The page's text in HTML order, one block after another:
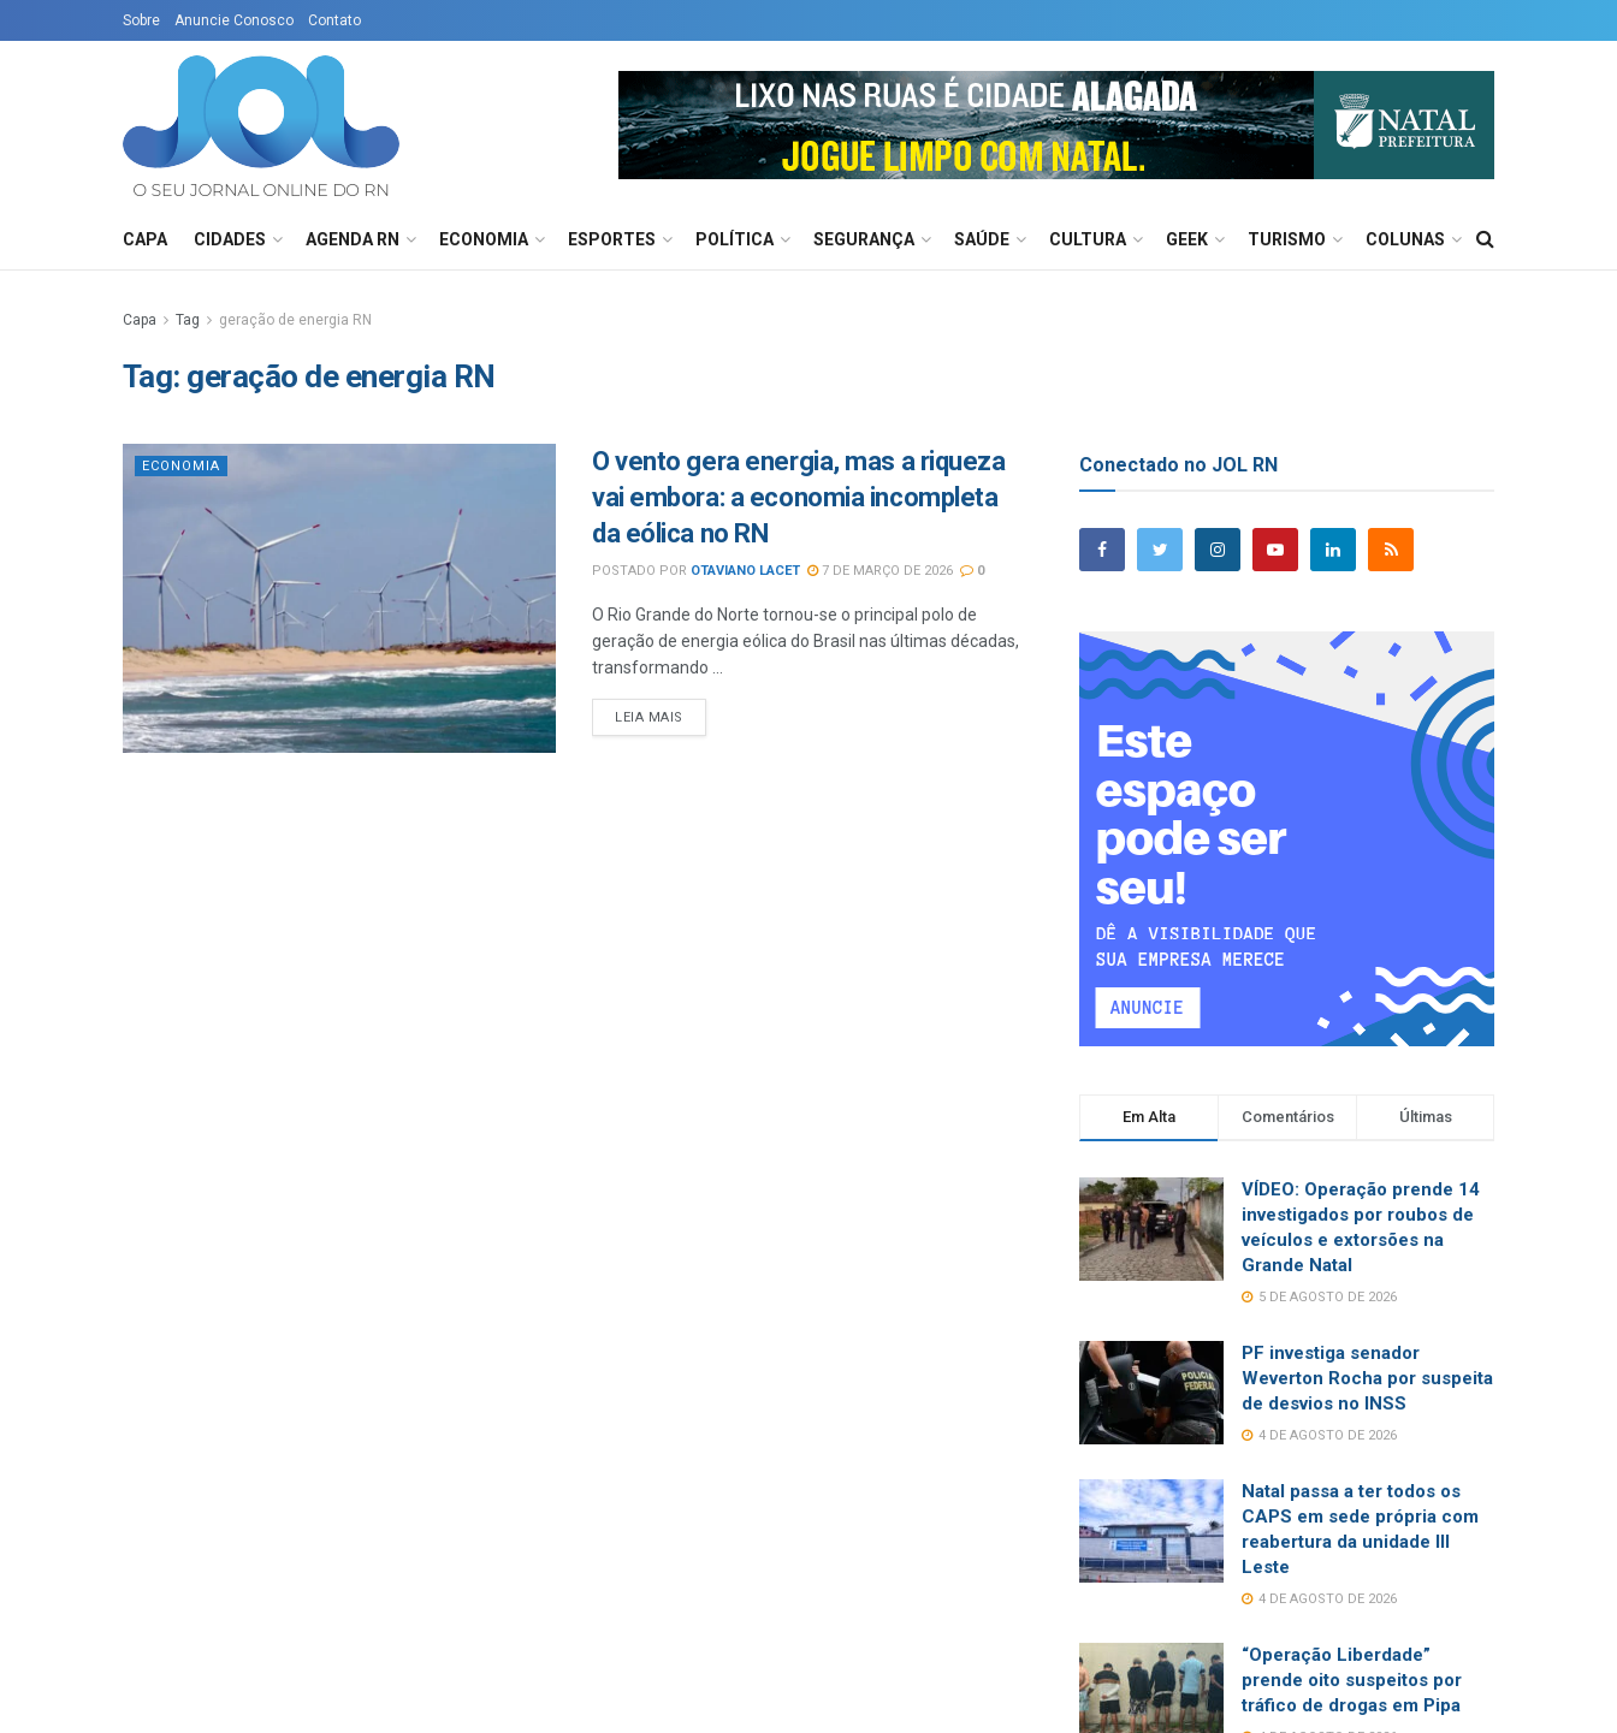
Sobre Anuncie Conosco Contato
CAPA CIDADES AGENDA RN ECONOMIA ESPORTES POLÍTICA SEGURANÇA SAÚDE CULTURA GEEK TURISMO COLUNAS
Capa Tag geração de energia RN
Tag: geração de energia RN
ECONOMIA
O vento gera energia, mas a riqueza
vai embora: a economia incompleta
da eólica no RN
POSTADO POR OTAVIANO LACET 7 DE MARÇO DE 2026 0
O Rio Grande do Norte tornou-se o principal polo de
geração de energia eólica do Brasil nas últimas décadas,
transformando ...
LEIA MAIS
Conectado no JOL RN
Em Alta Comentários Últimas
VÍDEO: Operação prende 14
investigados por roubos de
veículos e extorsões na
Grande Natal
5 DE AGOSTO DE 2026
PF investiga senador
Weverton Rocha por suspeita
de desvios no INSS
4 DE AGOSTO DE 2026
Natal passa a ter todos os
CAPS em sede própria com
reabertura da unidade III
Leste
4 DE AGOSTO DE 2026
“Operação Liberdade”
prende oito suspeitos por
tráfico de drogas em Pipa